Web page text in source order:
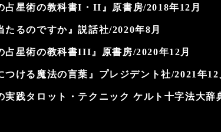
占星術の教科書I・II』原書房/2018年12月
たるのですか』説話社/2020年8月
占星術の教科書III』原書房/2020年12月
つける魔法の言葉』プレジデント社/2021年12
実践タロット・テクニック ケルト十字法大辞